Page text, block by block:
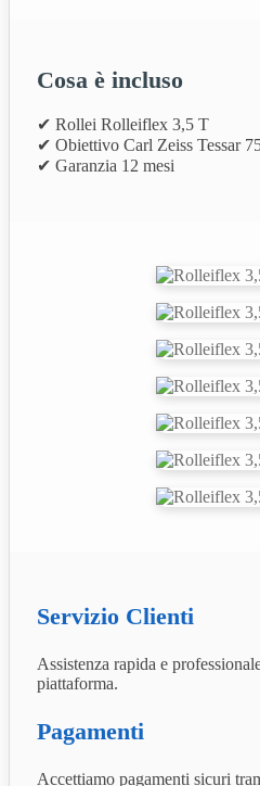
Cosa è incluso
✔ Rollei Rolleiflex 3,5 T
✔ Obiettivo Carl Zeiss Tessar
✔ Garanzia 12 mesi
Servizio Clienti
Assistenza rapida e
piattaforma.
Pagamenti
Accettiamo pagamenti sicuri